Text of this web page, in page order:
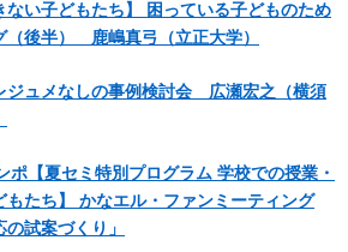
ない子どもたち】 困っている子どものため
（後半） 鹿嶋真弓（立正大学）
ュメなしの事例検討会 広瀬宏之（横須
【夏セミ特別プログラム 学校での授業・
もたち】 かなエル・ファンミーティング
の試案づくり」